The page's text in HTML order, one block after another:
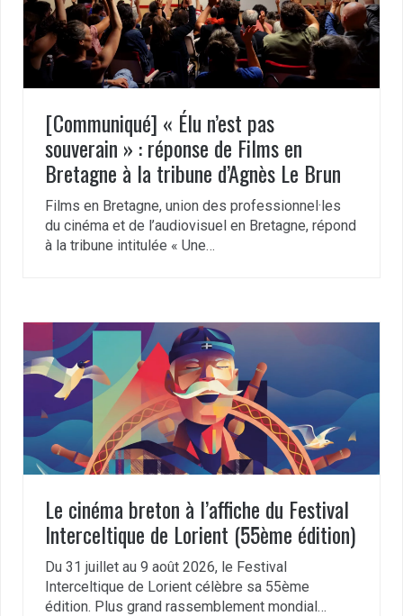
[Communiqué] « Élu n’est pas
souverain » : réponse de Films en
Bretagne à la tribune d’Agnès Le Brun
Films en Bretagne, union des professionnel·les
du cinéma et de l’audiovisuel en Bretagne, répond
à la tribune intitulée « Une…
Le cinéma breton à l’affiche du Festival
Interceltique de Lorient (55ème édition)
Du 31 juillet au 9 août 2026, le Festival
Interceltique de Lorient célèbre sa 55ème
édition. Plus grand rassemblement mondial…